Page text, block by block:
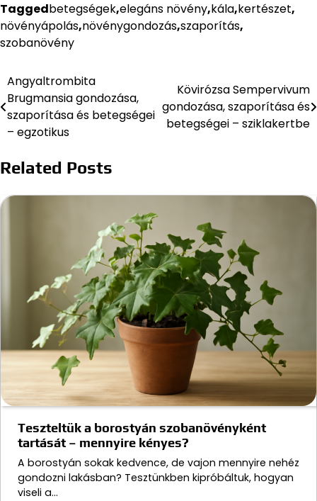
Taggedbetegségek,elegáns növény,kála,kertészet,
növényápolás,növénygondozás,szaporítás,
szobanövény
Bejegyzés
navigáció
Angyaltrombita
Brugmansia gondozása,
szaporítása és betegségei
– egzotikus
Kövirózsa Sempervivum
gondozása, szaporítása és
betegségei – sziklakertbe
Related Posts
Teszteltük a borostyán szobanövényként
tartását – mennyire kényes?
A borostyán sokak kedvence, de vajon mennyire nehéz
gondozni lakásban? Tesztünkben kipróbáltuk, hogyan
viseli a…